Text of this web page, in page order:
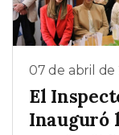
07 de abril de
El
Inauguró